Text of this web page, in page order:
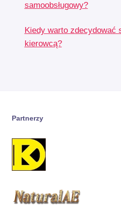
samoobsługowy?
Kiedy warto zdecydować
kierowcą?
Partnerzy